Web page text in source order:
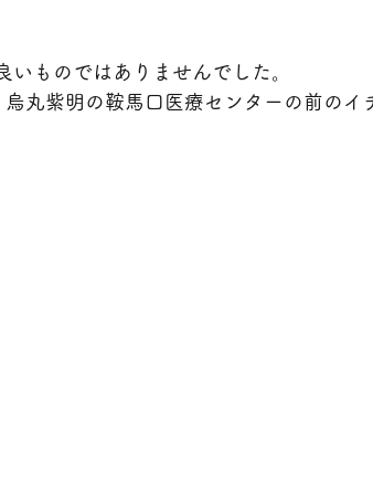
ものではありませんでした。
丸紫明の鞍馬口医療センターの前のイ